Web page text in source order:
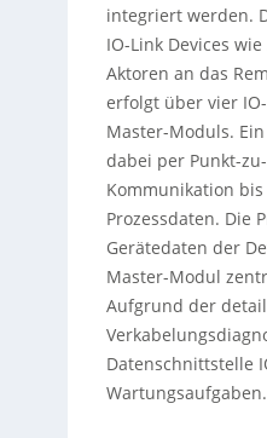
integriert werden.
IO-Link Devices
Aktoren an das
erfolgt über vier
Master-Moduls.
dabei per Punkt-
Kommunikation bis
Prozessdaten. Die
Gerätedaten der
Master-Modul
Aufgrund der
Datenschnittstelle
Wartungsaufgaben.